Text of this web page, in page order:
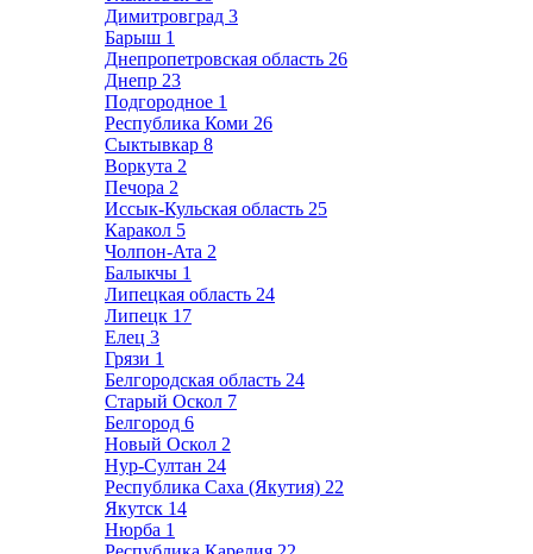
Димитровград 3
Барыш 1
Днепропетровская область 26
Днепр 23
Подгородное 1
Республика Коми 26
Сыктывкар 8
Воркута 2
Печора 2
Иссык-Кульская область 25
Каракол 5
Чолпон-Ата 2
Балыкчы 1
Липецкая область 24
Липецк 17
Елец 3
Грязи 1
Белгородская область 24
Старый Оскол 7
Белгород 6
Новый Оскол 2
Нур-Султан 24
Республика Саха (Якутия) 22
Якутск 14
Нюрба 1